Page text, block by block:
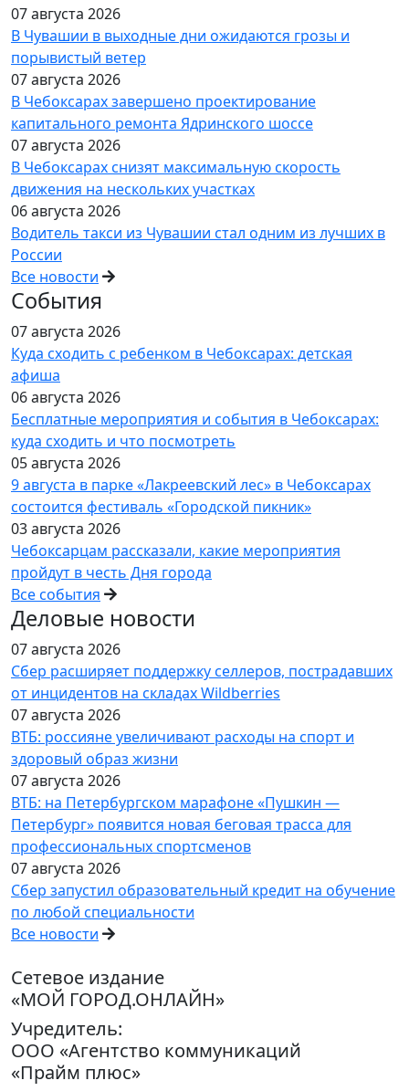
07 августа 2026
В Чувашии в выходные дни ожидаются грозы и
порывистый ветер
07 августа 2026
В Чебоксарах завершено проектирование
капитального ремонта Ядринского шоссе
07 августа 2026
В Чебоксарах снизят максимальную скорость
движения на нескольких участках
06 августа 2026
Водитель такси из Чувашии стал одним из лучших в
России
Все новости
События
07 августа 2026
Куда сходить с ребенком в Чебоксарах: детская
афиша
06 августа 2026
Бесплатные мероприятия и события в Чебоксарах:
куда сходить и что посмотреть
05 августа 2026
9 августа в парке «Лакреевский лес» в Чебоксарах
состоится фестиваль «Городской пикник»
03 августа 2026
Чебоксарцам рассказали, какие мероприятия
пройдут в честь Дня города
Все события
Деловые новости
07 августа 2026
Сбер расширяет поддержку селлеров, пострадавших
от инцидентов на складах Wildberries
07 августа 2026
ВТБ: россияне увеличивают расходы на спорт и
здоровый образ жизни
07 августа 2026
ВТБ: на Петербургском марафоне «Пушкин —
Петербург» появится новая беговая трасса для
профессиональных спортсменов
07 августа 2026
Сбер запустил образовательный кредит на обучение
по любой специальности
Все новости
Сетевое издание
«МОЙ ГОРОД.ОНЛАЙН»
Учредитель:
ООО «Агентство коммуникаций
«Прайм плюс»